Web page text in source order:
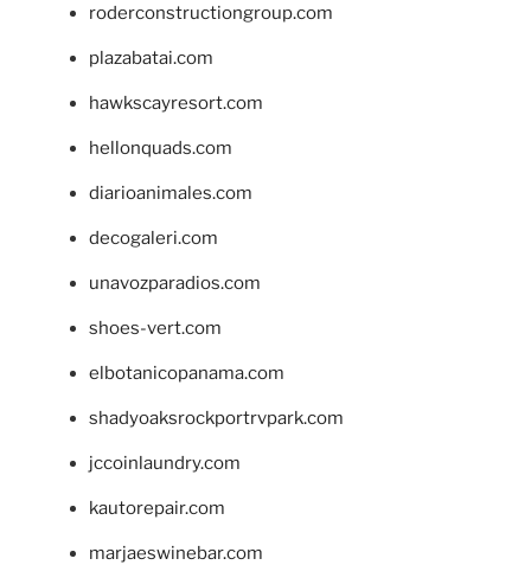
roderconstructiongroup.com
plazabatai.com
hawkscayresort.com
hellonquads.com
diarioanimales.com
decogaleri.com
unavozparadios.com
shoes-vert.com
elbotanicopanama.com
shadyoaksrockportrvpark.com
jccoinlaundry.com
kautorepair.com
marjaeswinebar.com